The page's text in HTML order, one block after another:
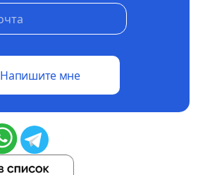
Напишите мне